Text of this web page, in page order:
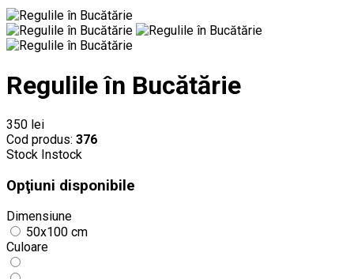
Regulile în Bucătărie
350 lei
Cod produs: 376
Stock Instock
Opţiuni disponibile
Dimensiune
50x100 cm
Culoare